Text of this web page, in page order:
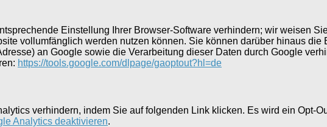
Einstellung Ihrer Browser-Software verhindern; wir weisen
vollumfänglich werden nutzen können. Sie können darüber hinaus
an Google sowie die Verarbeitung dieser Daten durch Google
https://tools.google.com/dlpage/gaoptout?hl=de
verhindern, indem Sie auf folgenden Link klicken. Es wird ein Opt-
Analytics deaktivieren.